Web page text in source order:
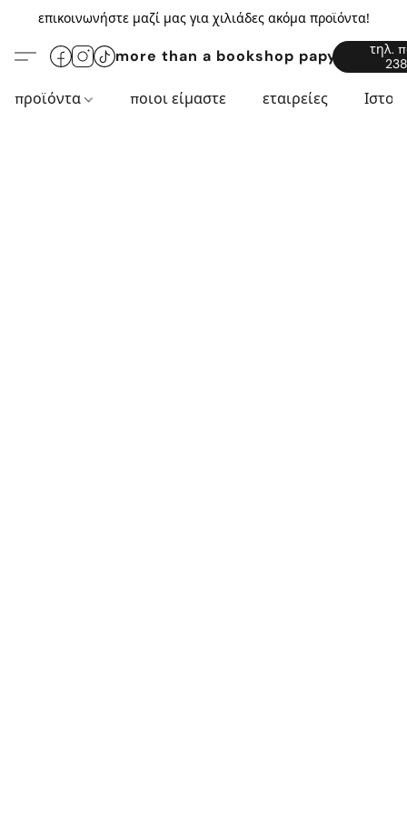
επικοινωνήστε μαζί μας για χιλιάδες ακόμα προϊόντα!
more than a bookshop
τηλ.
προϊόντα ποιοι είμαστε εταιρείες